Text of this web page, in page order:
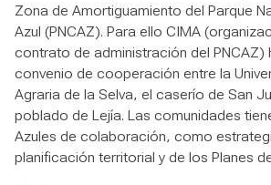
Zona de Amortiguamiento del Parque
Azul (PNCAZ). Para ello CIMA
contrato de administración del PNCAZ)
convenio de cooperación entre la
Agraria de la Selva, el caserío de San
poblado de Lejía. Las comunidades
Azules de colaboración, como
planificación territorial y de los Planes